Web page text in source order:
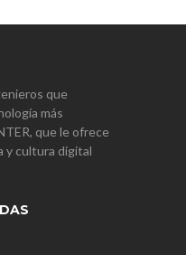
que
más
que le ofrece
y cultura digital